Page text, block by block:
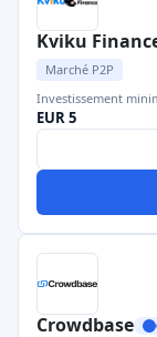
Kviku
Marché P2P
Investissement
EUR 5
Crowdbase